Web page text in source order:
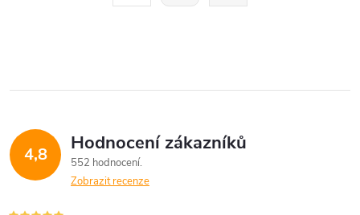
í
p
k
v
á
n
4,8 Hodnocení zákazníků
552 hodnocení
Zobrazit recenze